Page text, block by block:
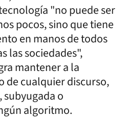
"no puede ser
pocos, sino que tiene
en manos de todos
las sociedades",
mantener a la
de cualquier discurso,
subyugada o
algoritmo.